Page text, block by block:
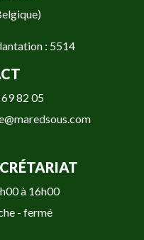
: 5514
82 05
à 16h00
- fermé